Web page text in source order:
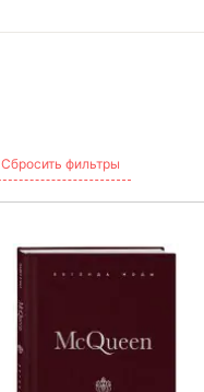
Сбросить фильтры